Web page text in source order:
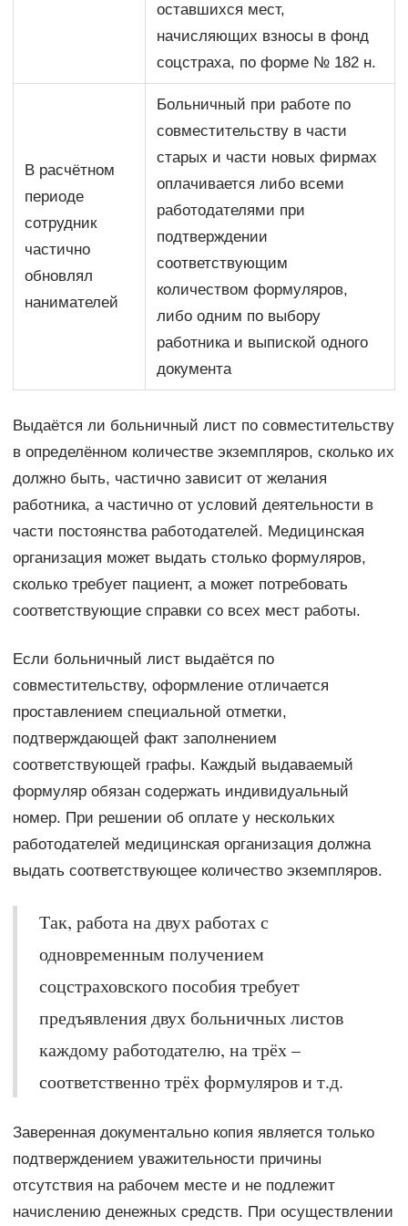
оставшихся мест,
начисляющих взносы в фонд
соцстраха, по форме № 182 н.
В расчётном
периоде
сотрудник
частично
обновлял
нанимателей
Больничный при работе по
совместительству в части
старых и части новых фирмах
оплачивается либо всеми
работодателями при
подтверждении
соответствующим
количеством формуляров,
либо одним по выбору
работника и выпиской одного
документа
Выдаётся ли больничный лист по совместительству
в определённом количестве экземпляров, сколько их
должно быть, частично зависит от желания
работника, а частично от условий деятельности в
части постоянства работодателей. Медицинская
организация может выдать столько формуляров,
сколько требует пациент, а может потребовать
соответствующие справки со всех мест работы.
Если больничный лист выдаётся по
совместительству, оформление отличается
проставлением специальной отметки,
подтверждающей факт заполнением
соответствующей графы. Каждый выдаваемый
формуляр обязан содержать индивидуальный
номер. При решении об оплате у нескольких
работодателей медицинская организация должна
выдать соответствующее количество экземпляров.
Так, работа на двух работах с
одновременным получением
соцстраховского пособия требует
предъявления двух больничных листов
каждому работодателю, на трёх –
соответственно трёх формуляров и т.д.
Заверенная документально копия является только
подтверждением уважительности причины
отсутствия на рабочем месте и не подлежит
начислению денежных средств. При осуществлении